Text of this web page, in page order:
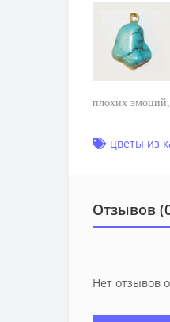
плохих эмоций,
цветы из
Отзывов
Нет отзывов